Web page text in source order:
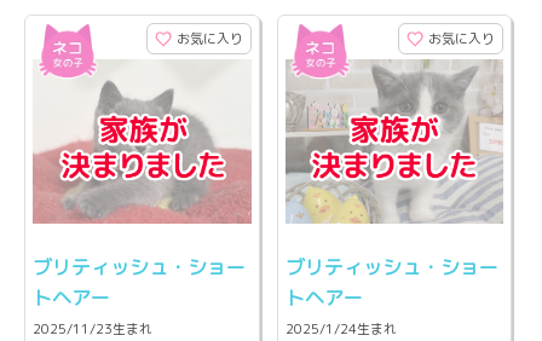
お気に入り
ブリティッシュ・ショー
トヘアー
2025/11/23生まれ
お気に入り
ブリティッシュ・ショー
トヘアー
2025/1/24生まれ